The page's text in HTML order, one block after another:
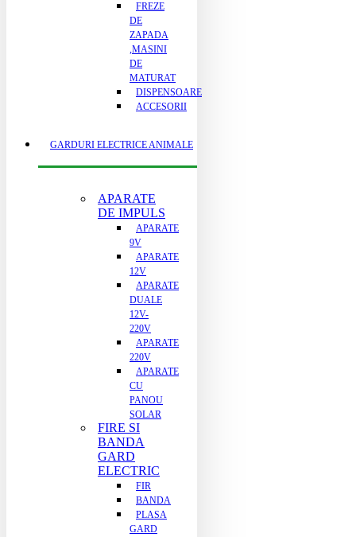
FREZE
DE
ZAPADA
,MASINI
DE
MATURAT
DISPENSOARE
ACCESORII
GARDURI ELECTRICE ANIMALE
APARATE
DE IMPULS
APARATE
9V
APARATE
12V
APARATE
DUALE
12V-
220V
APARATE
220V
APARATE
CU
PANOU
SOLAR
FIRE SI
BANDA
GARD
ELECTRIC
FIR
BANDA
PLASA
GARD